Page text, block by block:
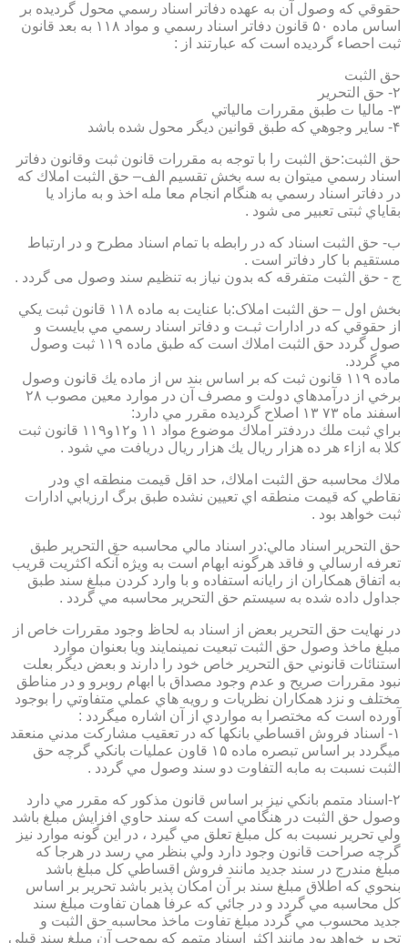
حقوقي كه وصول آن به عهده دفاتر اسناد رسمي محول گرديده بر
اساس ماده ۵۰ قانون دفاتر اسناد رسمي و مواد ۱۱۸ به بعد قانون
ثبت احصاء گرديده است كه عبارتند از :
حق الثبت
۲- حق التحرير
۳- ماليا ت طبق مقررات مالياتي
۴- ساير وجوهي كه طبق قوانين ديگر محول شده باشد
حق الثبت:حق الثبت را با توجه به مقررات قانون ثبت وقانون دفاتر
اسناد رسمي ميتوان به سه بخش تقسيم الف– حق الثبت املاك كه
در دفاتر اسناد رسمي به هنگام انجام معا مله اخذ و به مازاد يا
بقاياي ثبتی تعبیر می شود .
ب- حق الثبت اسناد كه در رابطه با تمام اسناد مطرح و در ارتباط
مستقيم با كار دفاتر است .
ج - حق الثبت متفرقه كه بدون نياز به تنظیم سند وصول می گردد .
بخش اول – حق الثبت املاک:با عنايت به ماده ۱۱۸ قانون ثبت يكي
از حقوقي كه در ادارات ثبـت و دفاتر اسناد رسمي مي بايست و
صول گردد حق الثبت املاك است كه طبق ماده ۱۱۹ ثبت وصول
مي گردد.
ماده ۱۱۹ قانون ثبت كه بر اساس بند س از ماده يك قانون وصول
برخي از درآمدهاي دولت و مصرف آن در موارد معين مصوب ۲۸
اسفند ماه ۷۳ ۱۳ اصلاح گرديده مقرر مي دارد:
براي ثبت ملك دردفتر املاك موضوع مواد ۱۱ و۱۲و۱۱۹ قانون ثبت
كلا به ازاء هر ده هزار ريال يك هزار ريال دريافت مي شود .
ملاك محاسبه حق الثبت املاك، حد اقل قيمت منطقه اي ودر
نقاطي كه قيمت منطقه اي تعيين نشده طبق برگ ارزيابي ادارات
ثبت خواهد بود .
حق التحرير اسناد مالي:در اسناد مالي محاسبه حق التحرير طبق
تعرفه ارسالي و فاقد هرگونه ابهام است به ويژه آنكه اكثريت قريب
به اتفاق همكاران از رايانه استفاده و با وارد كردن مبلغ سند طبق
جداول داده شده به سيستم حق التحرير محاسبه مي گردد .
در نهايت حق التحرير بعض از اسناد به لحاظ وجود مقررات خاص از
مبلغ ماخذ وصول حق الثبت تبعيت نمينمايند ويا بعنوان موارد
استنائات قانوني حق التحرير خاص خود را دارند و بعض ديگر بعلت
نبود مقررات صريح و عدم وجود مصداق با ابهام روبرو و در مناطق
مختلف و نزد همكاران نظريات و رويه هاي عملي متفاوتي را بوجود
آورده است كه مختصرا به مواردي از آن اشاره ميگردد :
۱- اسناد فروش اقساطي بانكها كه در تعقيب مشاركت مدني منعقد
ميگردد بر اساس تبصره ماده ۱۵ قاون عمليات بانكي گرچه حق
الثبت نسبت به مابه التفاوت دو سند وصول مي گردد .
۲-اسناد متمم بانكي نيز بر اساس قانون مذكور كه مقرر مي دارد
وصول حق الثبت در هنگامي است كه سند حاوي افزايش مبلغ باشد
ولي تحرير نسبت به كل مبلغ تعلق مي گيرد ، در اين گونه موارد نيز
گرچه صراحت قانون وجود دارد ولي بنظر مي رسد در هرجا كه
مبلغ مندرج در سند جديد مانند فروش اقساطي كل مبلغ باشد
بنحوي كه اطلاق مبلغ سند بر آن امكان پذير باشد تحرير بر اساس
كل محاسبه مي گردد و در جائي كه عرفا همان تفاوت مبلغ سند
جديد محسوب مي گردد مبلغ تفاوت ماخذ محاسبه حق الثبت و
تحرير خواهد بود مانند اكثر اسناد متمم كه بموجب آن مبلغ سند قبلي